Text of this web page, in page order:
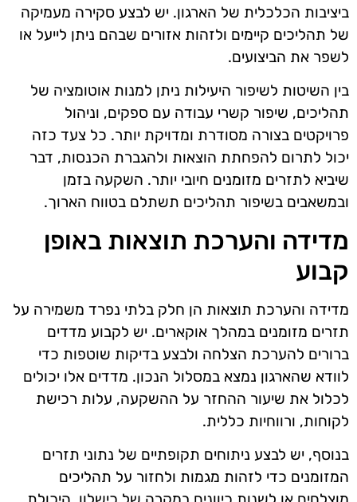
ביציבות הכלכלית של הארגון. יש לבצע סקירה מעמיקה
של תהליכים קיימים ולזהות אזורים שבהם ניתן לייעל או
לשפר את הביצועים.
בין השיטות לשיפור היעילות ניתן למנות אוטומציה של
תהליכים, שיפור קשרי עבודה עם ספקים, וניהול
פרויקטים בצורה מסודרת ומדויקת יותר. כל צעד כזה
יכול לתרום להפחתת הוצאות ולהגברת הכנסות, דבר
שיביא לתזרים מזומנים חיובי יותר. השקעה בזמן
ובמשאבים בשיפור תהליכים תשתלם בטווח הארוך.
מדידה והערכת תוצאות באופן
קבוע
מדידה והערכת תוצאות הן חלק בלתי נפרד משמירה על
תזרים מזומנים במהלך אוקארים. יש לקבוע מדדים
ברורים להערכת הצלחה ולבצע בדיקות שוטפות כדי
לוודא שהארגון נמצא במסלול הנכון. מדדים אלו יכולים
לכלול את שיעור ההחזר על ההשקעה, עלות רכישת
לקוחות, ורווחיות כללית.
בנוסף, יש לבצע ניתוחים תקופתיים של נתוני תזרים
המזומנים כדי לזהות מגמות ולחזור על תהליכים